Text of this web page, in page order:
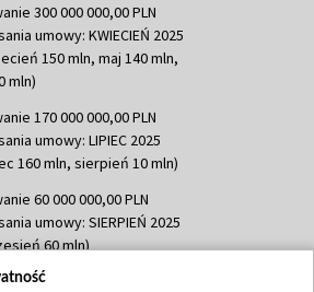
300 000 000,00 PLN
umowy: KWIECIEŃ 2025
150 mln, maj 140 mln,
mln)
170 000 000,00 PLN
umowy: LIPIEC 2025
160 mln, sierpień 10 mln)
60 000 000,00 PLN
umowy: SIERPIEŃ 2025
60 mln)
635 783 051,21 PLN